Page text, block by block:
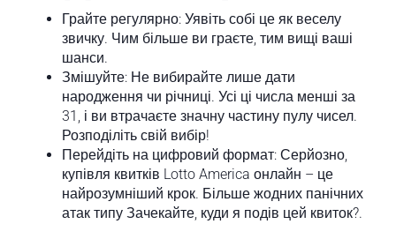
Грайте регулярно: Уявіть собі це як веселу
звичку. Чим більше ви граєте, тим вищі ваші
шанси.
Змішуйте: Не вибирайте лише дати
народження чи річниці. Усі ці числа менші за
31, і ви втрачаєте значну частину пулу чисел.
Розподіліть свій вибір!
Перейдіть на цифровий формат: Серйозно,
купівля квитків Lotto America онлайн – це
найрозумніший крок. Більше жодних панічних
атак типу Зачекайте, куди я подів цей квиток?.